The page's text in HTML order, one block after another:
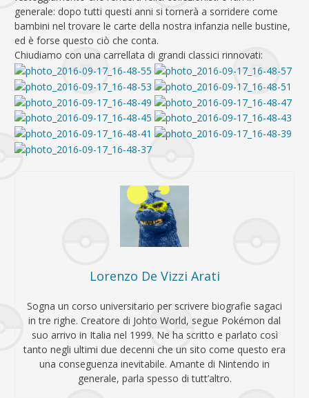
generale: dopo tutti questi anni si tornerà a sorridere come
bambini nel trovare le carte della nostra infanzia nelle bustine,
ed è forse questo ciò che conta.
Chiudiamo con una carrellata di grandi classici rinnovati:
Lorenzo De Vizzi Arati
Sogna un corso universitario per scrivere biografie sagaci
in tre righe. Creatore di Johto World, segue Pokémon dal
suo arrivo in Italia nel 1999. Ne ha scritto e parlato così
tanto negli ultimi due decenni che un sito come questo era
una conseguenza inevitabile. Amante di Nintendo in
generale, parla spesso di tutt’altro.